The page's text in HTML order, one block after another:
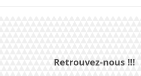
Retrouvez-nous !!!